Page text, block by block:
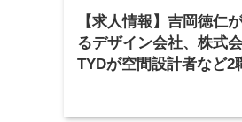
【求人情報】吉岡徳仁
るデザイン会社、株式
TYDが空間設計者など2